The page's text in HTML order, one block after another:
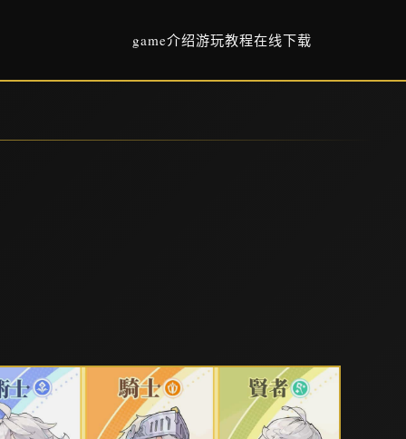
game介绍游玩教程在线下载